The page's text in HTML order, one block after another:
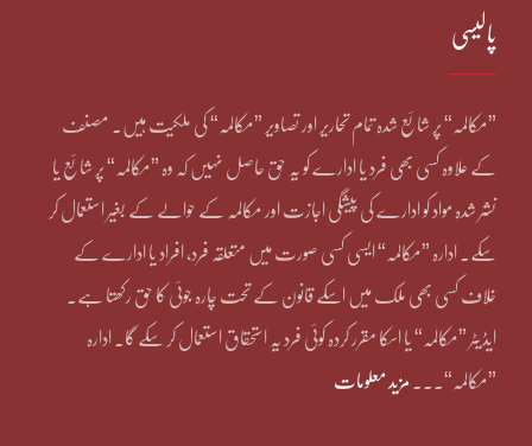
پالیسی
”مکالمہ“ پر شائع شدہ تمام تحاریر اور تصاویر ”مکالمہ“ کی ملکیت ہیں۔ مصنف
کے علاوہ کسی بھی فرد یا ادارے کو یہ حق حاصل نہیں کہ وہ ”مکالمہ“ پر شائع یا
نشر شدہ مواد کو ادارے کی پیشگی اجازت اور مکالمہ کے حوالے کے بغیر استعمال کر
سکے۔ ادارہ ”مکالمہ“ ایسی کسی صورت میں متعلقہ فرد، افراد یا ادارے کے
خلاف کسی بھی ملک میں اسکے قانون کے تحت چارہ جوئی کا حق رکھتا ہے۔
ایڈیٹر ”مکالمہ“ یا اسکا مقرر کردہ کوئی فرد یہ استحقاق استعمال کر سکے گا۔ ادارہ
”مکالمہ“۔۔۔ مزید معلومات